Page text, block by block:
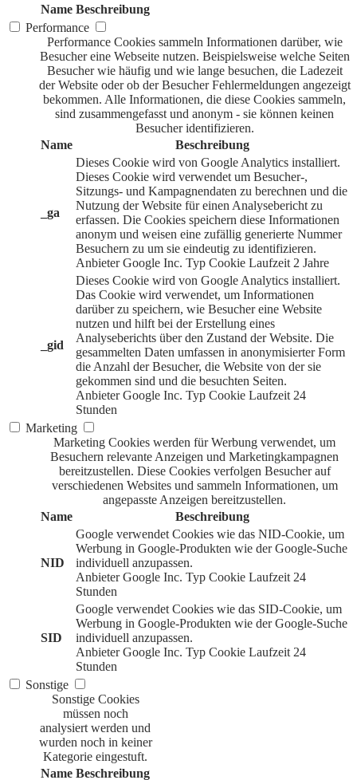
Name Beschreibung
Performance
Performance Cookies sammeln Informationen darüber, wie
Besucher eine Webseite nutzen. Beispielsweise welche Seiten
Besucher wie häufig und wie lange besuchen, die Ladezeit
der Website oder ob der Besucher Fehlermeldungen angezeigt
bekommen. Alle Informationen, die diese Cookies sammeln,
sind zusammengefasst und anonym - sie können keinen
Besucher identifizieren.
Name
Beschreibung
_ga
Dieses Cookie wird von Google Analytics installiert.
Dieses Cookie wird verwendet um Besucher-,
Sitzungs- und Kampagnendaten zu berechnen und die
Nutzung der Website für einen Analysebericht zu
erfassen. Die Cookies speichern diese Informationen
anonym und weisen eine zufällig generierte Nummer
Besuchern zu um sie eindeutig zu identifizieren.
Anbieter Google Inc. Typ Cookie Laufzeit 2 Jahre
_gid
Dieses Cookie wird von Google Analytics installiert.
Das Cookie wird verwendet, um Informationen
darüber zu speichern, wie Besucher eine Website
nutzen und hilft bei der Erstellung eines
Analyseberichts über den Zustand der Website. Die
gesammelten Daten umfassen in anonymisierter Form
die Anzahl der Besucher, die Website von der sie
gekommen sind und die besuchten Seiten.
Anbieter Google Inc. Typ Cookie Laufzeit 24
Stunden
Marketing
Marketing Cookies werden für Werbung verwendet, um
Besuchern relevante Anzeigen und Marketingkampagnen
bereitzustellen. Diese Cookies verfolgen Besucher auf
verschiedenen Websites und sammeln Informationen, um
angepasste Anzeigen bereitzustellen.
Name
Beschreibung
NID
Google verwendet Cookies wie das NID-Cookie, um
Werbung in Google-Produkten wie der Google-Suche
individuell anzupassen.
Anbieter Google Inc. Typ Cookie Laufzeit 24
Stunden
SID
Google verwendet Cookies wie das SID-Cookie, um
Werbung in Google-Produkten wie der Google-Suche
individuell anzupassen.
Anbieter Google Inc. Typ Cookie Laufzeit 24
Stunden
Sonstige
Sonstige Cookies
müssen noch
analysiert werden und
wurden noch in keiner
Kategorie eingestuft.
Name Beschreibung